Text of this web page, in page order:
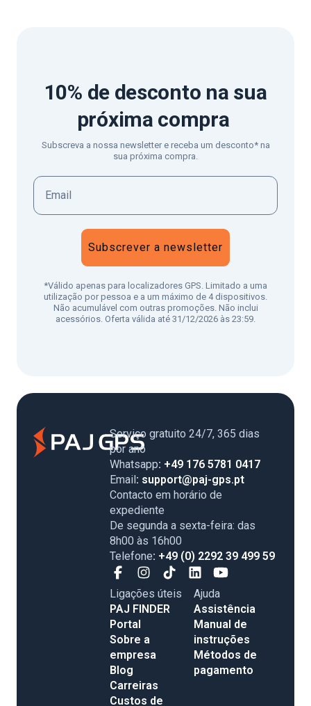
10% de desconto na sua
próxima compra
Subscreva a nossa newsletter e receba um desconto* na
sua próxima compra.
Subscrever a newsletter
*Válido apenas para localizadores GPS. Limitado a uma
utilização por pessoa e a um máximo de 4 dispositivos.
Não acumulável com outras promoções. Não inclui
acessórios. Oferta válida até 31/12/2026 às 23:59.
Serviço gratuito 24/7, 365 dias
por ano
Whatsapp: +49 176 5781 0417
Email: support@paj-gps.pt
Contacto em horário de
expediente
De segunda a sexta-feira: das
8h00 às 16h00
Telefone: +49 (0) 2292 39 499 59
Ligações úteis
PAJ FINDER
Portal
Sobre a
empresa
Blog
Carreiras
Custos de
Ajuda
Assistência
Manual de
instruções
Métodos de
pagamento